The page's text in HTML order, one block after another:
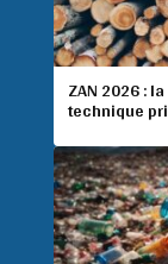
ZAN 2026 :
technique